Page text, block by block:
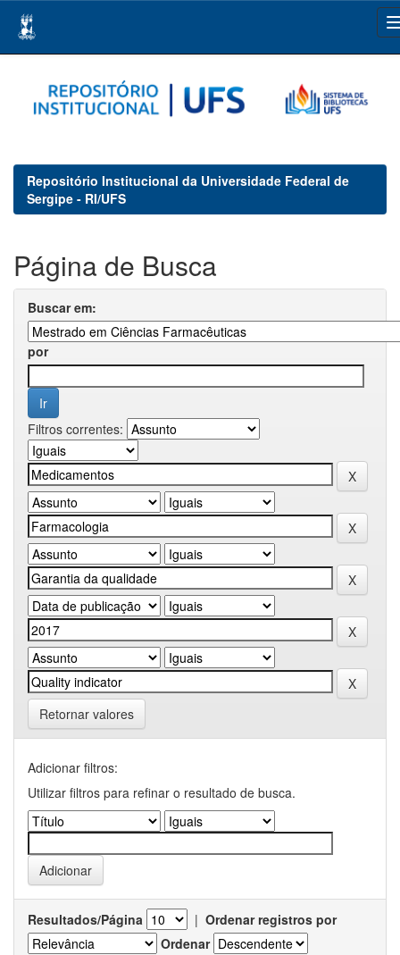
navigation
Repositório Institucional da Universidade Federal de
Sergipe - RI/UFS
Página de Busca
Buscar em:
por
Filtros correntes:
Retornar valores
Adicionar filtros:
Utilizar filtros para refinar o resultado de busca.
Resultados/Página | Ordenar registros por
Ordenar